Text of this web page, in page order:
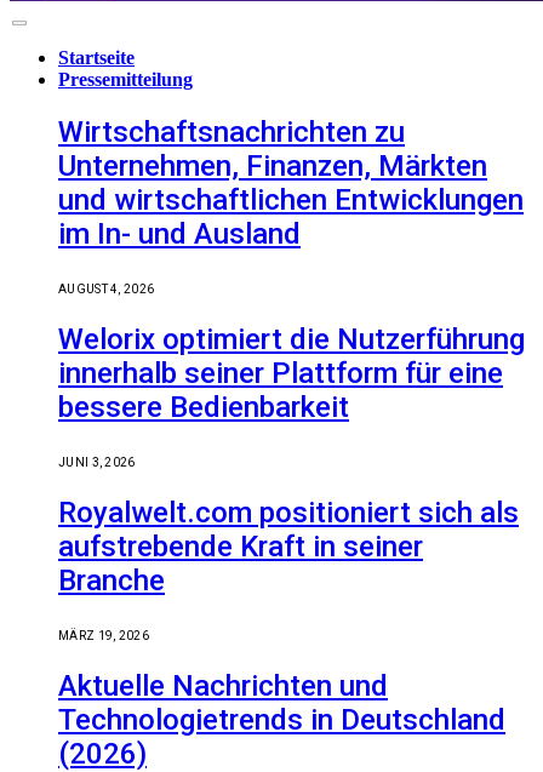
Startseite
Pressemitteilung
Wirtschaftsnachrichten zu
Unternehmen, Finanzen, Märkten
und wirtschaftlichen Entwicklungen
im In- und Ausland
AUGUST 4, 2026
Welorix optimiert die Nutzerführung
innerhalb seiner Plattform für eine
bessere Bedienbarkeit
JUNI 3, 2026
Royalwelt.com positioniert sich als
aufstrebende Kraft in seiner
Branche
MÄRZ 19, 2026
Aktuelle Nachrichten und
Technologietrends in Deutschland
(2026)